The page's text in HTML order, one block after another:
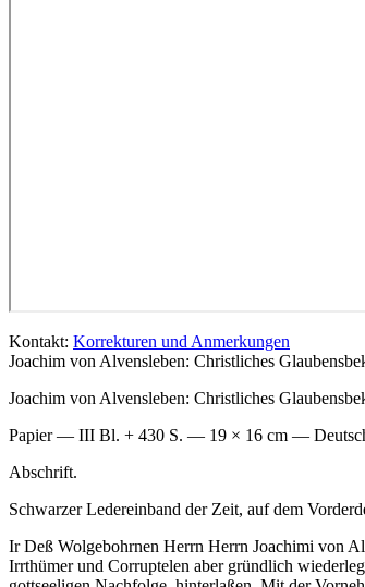
Kontakt: Korrekturen und Anmerkungen
Joachim von Alvensleben: Christliches
Joachim von Alvensleben: Christliches
Papier — III Bl. + 430 S. — 19 × 16 cm —
Abschrift.
Schwarzer Ledereinband der Zeit, auf dem
IrDeß Wolgebohrnen Herrn Herrn Joachimi von
Irrthümer und Corruptelen aber gründlich